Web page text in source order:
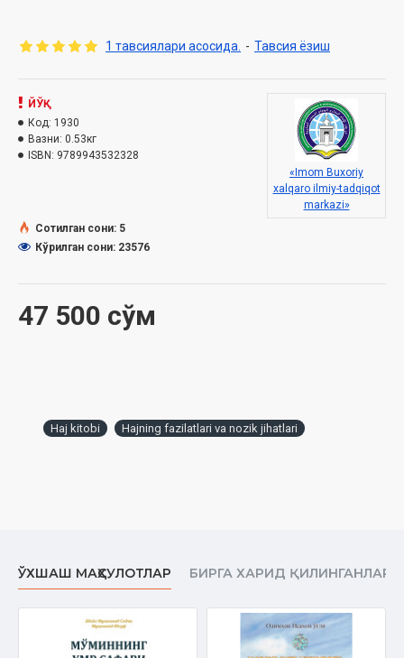
Муқоваси: қаттиқ1 тавсиялари асосида. - Тавсия ёзиш
47 500 сўм
ЙЎҚ
Код: 1930
Вазни: 0.53кг
ISBN: 9789943532328
«Imom Buxoriy
xalqaro ilmiy-tadqiqot
markazi»
Сотилган сони: 5
Кўрилган сони: 23576
Haj kitobi Hajning fazilatlari va nozik jihatlari
ЎХШАШ МАҲСУЛОТЛАР БИРГА ХАРИД ҚИЛИНГАНЛАР